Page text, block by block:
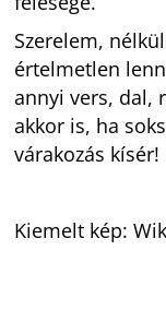
Szerelem,
értelmetlen
annyi vers, dal,
akkor is, ha
várakozás kísér!
Kiemelt kép: